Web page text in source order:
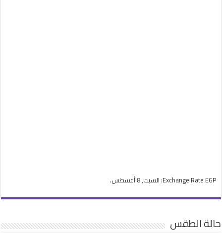
Exchange Rate EGP : السبت, 8 أغسطس.
حالة الطقس